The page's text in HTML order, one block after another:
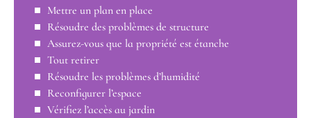
Mettre un plan en place
Résoudre des problèmes de structure
Assurez-vous que la propriété est étanche
Tout retirer
Résoudre les problèmes d’humidité
Reconfigurer l’espace
Vérifiez l’accès au jardin